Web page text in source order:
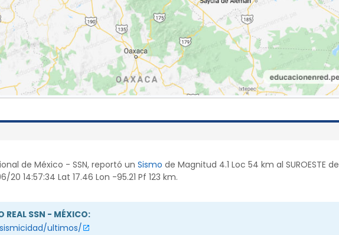
de México - SSN, reportó un Sismo de Magnitud 4.1 Loc 54 km al SUROESTE de
06/20 14:57:34 Lat 17.46 Lon -95.21 Pf 123 km.
REAL SSN - MÉXICO:
ultimos/